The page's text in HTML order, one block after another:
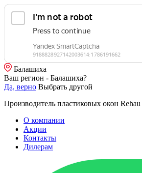
Балашиха
Ваш регион - Балашиха?
Да, верно Выбрать другой
Производитель пластиковых окон Rehau
О компании
Акции
Контакты
Дилерам